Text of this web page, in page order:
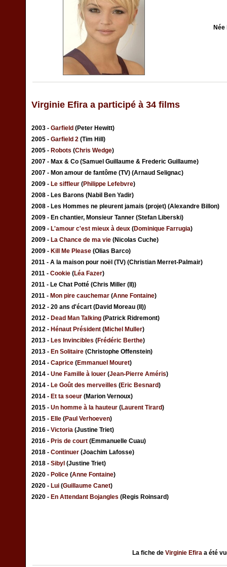
Née
Virginie Efira a participé à 34 films
2003 - Garfield (Peter Hewitt)
2005 - Garfield 2 (Tim Hill)
2005 - Robots (Chris Wedge)
2007 - Max & Co (Samuel Guillaume & Frederic Guillaume)
2007 - Mon amour de fantôme (TV) (Arnaud Selignac)
2009 - Le siffleur (Philippe Lefebvre)
2008 - Les Barons (Nabil Ben Yadir)
2008 - Les Hommes ne pleurent jamais (projet) (Alexandre Billon)
2009 - En chantier, Monsieur Tanner (Stefan Liberski)
2009 - L'amour c'est mieux à deux (Dominique Farrugia)
2009 - La Chance de ma vie (Nicolas Cuche)
2009 - Kill Me Please (Olias Barco)
2011 - A la maison pour noël (TV) (Christian Merret-Palmair)
2011 - Cookie (Léa Fazer)
2011 - Le Chat Potté (Chris Miller (II))
2011 - Mon pire cauchemar (Anne Fontaine)
2012 - 20 ans d'écart (David Moreau (II))
2012 - Dead Man Talking (Patrick Ridremont)
2012 - Hénaut Président (Michel Muller)
2013 - Les Invincibles (Frédéric Berthe)
2013 - En Solitaire (Christophe Offenstein)
2014 - Caprice (Emmanuel Mouret)
2014 - Une Famille à louer (Jean-Pierre Améris)
2014 - Le Goût des merveilles (Eric Besnard)
2014 - Et ta soeur (Marion Vernoux)
2015 - Un homme à la hauteur (Laurent Tirard)
2015 - Elle (Paul Verhoeven)
2016 - Victoria (Justine Triet)
2016 - Pris de court (Emmanuelle Cuau)
2018 - Continuer (Joachim Lafosse)
2018 - Sibyl (Justine Triet)
2020 - Police (Anne Fontaine)
2020 - Lui (Guillaume Canet)
2020 - En Attendant Bojangles (Regis Roinsard)
La fiche deVirginie Efira a été